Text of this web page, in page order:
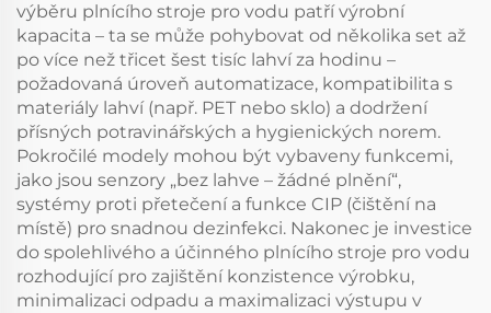
výběru plnícího stroje pro vodu patří výrobní
kapacita – ta se může pohybovat od několika set až
po více než třicet šest tisíc lahví za hodinu –
požadovaná úroveň automatizace, kompatibilita s
materiály lahví (např. PET nebo sklo) a dodržení
přísných potravinářských a hygienických norem.
Pokročilé modely mohou být vybaveny funkcemi,
jako jsou senzory „bez lahve – žádné plnění“,
systémy proti přetečení a funkce CIP (čištění na
místě) pro snadnou dezinfekci. Nakonec je investice
do spolehlivého a účinného plnícího stroje pro vodu
rozhodující pro zajištění konzistence výrobku,
minimalizaci odpadu a maximalizaci výstupu v